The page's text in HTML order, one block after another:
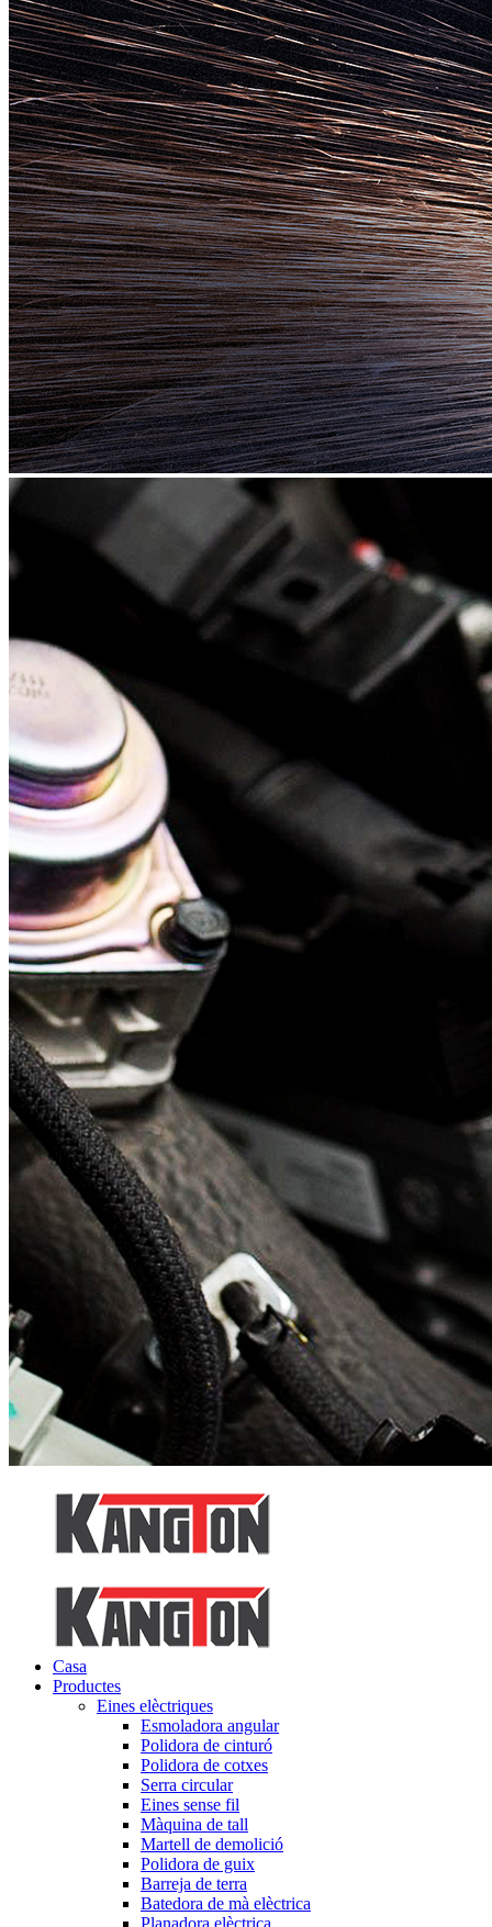
Casa
Productes
Eines elèctriques
Esmoladora angular
Polidora de cinturó
Polidora de cotxes
Serra circular
Eines sense fil
Màquina de tall
Martell de demolició
Polidora de guix
Barreja de terra
Batedora de mà elèctrica
Planadora elèctrica